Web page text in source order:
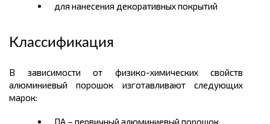
для нанесения декоративных покрытий
Классификация
В зависимости от физико-химических свойств
алюминиевый порошок изготавливают следующих
марок:
ПА – первичный алюминиевый порошок